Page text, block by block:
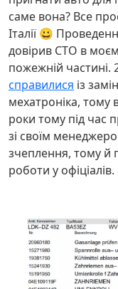
саме вона? Все
Італії 😀
довірив СТО в
пожежній частині.
справилися із
мехатроніка, тому
роки тому під час
зі своїм
зчеплення, тому й
роботи у офіціалів.